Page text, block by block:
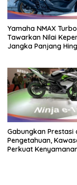
Yamaha NMAX Turbo
Tawarkan Nilai
Jangka Panjang
Gabungkan Prestasi
Pengetahuan,
Perkuat